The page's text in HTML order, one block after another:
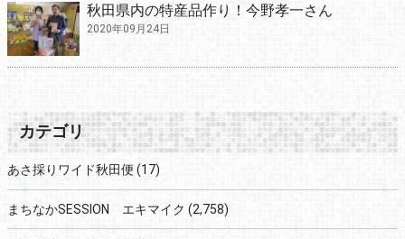
秋田県内の特産品作り！今野孝一さん
2020年09月24日
カテゴリ
あさ採りワイド秋田便 (17)
まちなかSESSION エキマイク (2,758)